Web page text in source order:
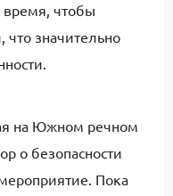
время, чтобы
что значительно
на Южном речном
о безопасности
Пока